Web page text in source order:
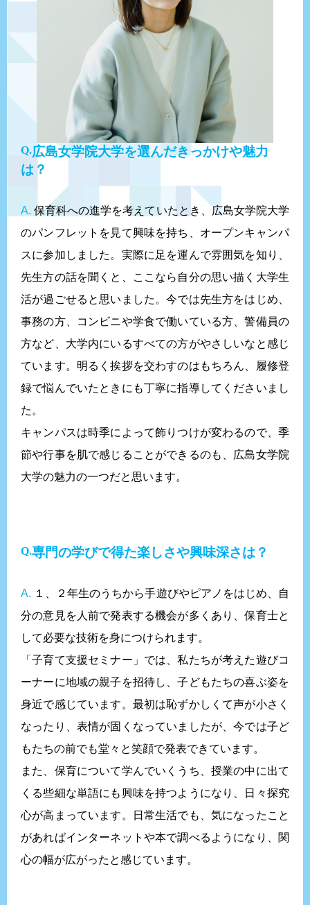
広島女学院大学を選んだきっかけや魅力
は？
A.
のパンフレットを見て興味を持ち、オープンキャンパ
スに参加しました。実際に足を運んで雰囲気を知り、
先生方の話を聞くと、ここなら自分の思い描く大学生
活が過ごせると思いました。今では先生方をはじめ、
事務の方、コンビニや学食で働いている方、警備員の
方など、大学内にいるすべての方がやさしいなと感じ
ています。明るく挨拶を交わすのはもちろん、履修登
録で悩んでいたときにも丁寧に指導してくださいまし
た。
キャンパスは時季によって飾りつけが変わるので、季
節や行事を肌で感じることができるのも、広島女学院
大学の魅力の一つだと思います。
専門の学びで得た楽しさや興味深さは？
A.
分の意見を人前で発表する機会が多くあり、保育士と
して必要な技術を身につけられます。
「子育て支援セミナー」では、私たちが考えた遊びコ
ーナーに地域の親子を招待し、子どもたちの喜ぶ姿を
身近で感じています。最初は恥ずかしくて声が小さく
なったり、表情が固くなっていましたが、今では子ど
もたちの前でも堂々と笑顔で発表できています。
また、保育について学んでいくうち、授業の中に出て
くる些細な単語にも興味を持つようになり、日々探究
心が高まっています。日常生活でも、気になったこと
があればインターネットや本で調べるようになり、関
心の幅が広がったと感じています。